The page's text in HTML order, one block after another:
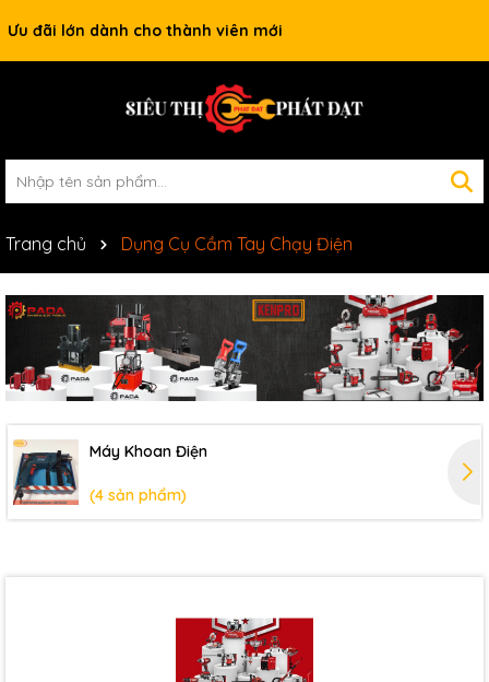
Ưu đãi lớn dành cho thành viên mới
Trang chủ Dụng Cụ Cầm Tay Chạy Điện
Máy Khoan Điện
(4 sản phẩm)